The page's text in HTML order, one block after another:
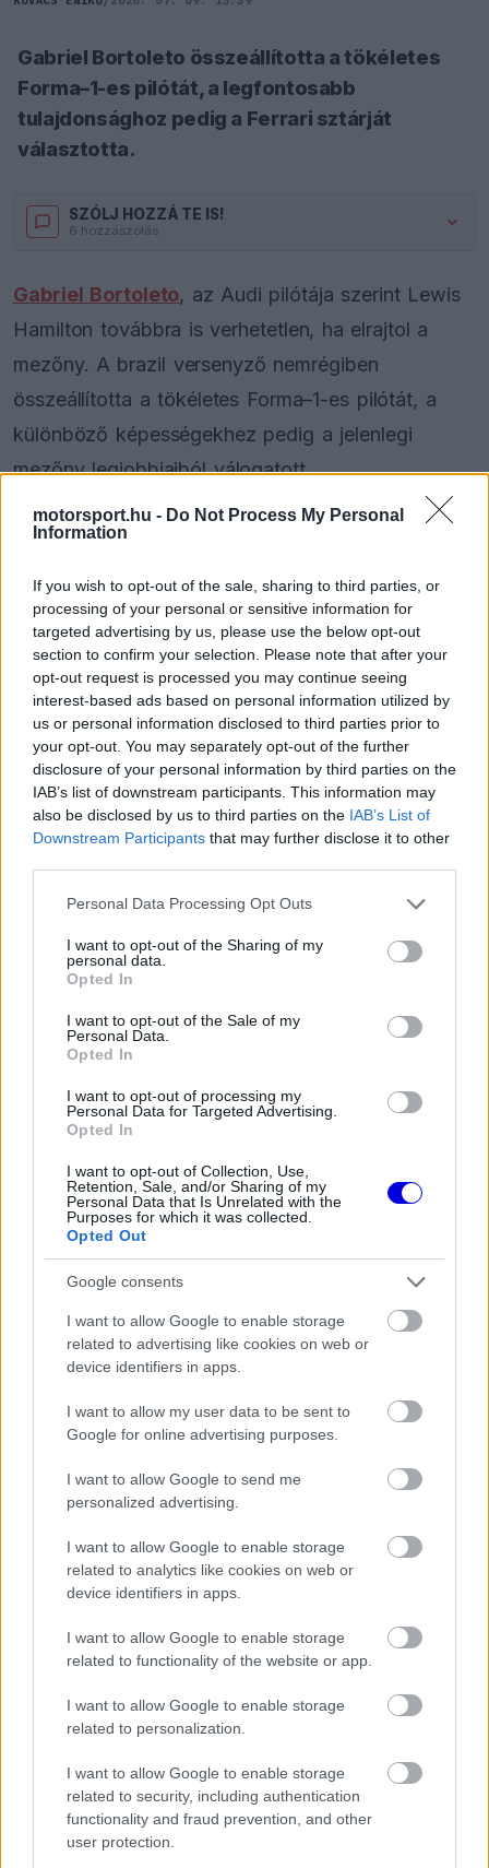
motorsport.hu - Do Not Process My Personal
Information
If you wish to opt-out of the sale, sharing to third parties, or
processing of your personal or sensitive information for
targeted advertising by us, please use the below opt-out
section to confirm your selection. Please note that after your
opt-out request is processed you may continue seeing
interest-based ads based on personal information utilized by
us or personal information disclosed to third parties prior to
your opt-out. You may separately opt-out of the further
disclosure of your personal information by third parties on the
IAB’s list of downstream participants. This information may
also be disclosed by us to third parties on the IAB’s List of
Downstream Participants that may further disclose it to other
Please note that this website/app uses one or more Google
not limited to your visit or usage behaviour. You may click to
grant or deny consent to Google and its third-party tags to
use your data for below specified purposes in below Google
consent section.
Personal Data Processing Opt Outs
I want to opt-out of the Sharing of my
personal data.
Opted In
I want to opt-out of the Sale of my
Personal Data.
Opted In
I want to opt-out of processing my
Personal Data for Targeted Advertising.
Opted In
I want to opt-out of Collection, Use,
Retention, Sale, and/or Sharing of my
Personal Data that Is Unrelated with the
Purposes for which it was collected.
Opted Out
Google consents
I want to allow Google to enable storage
related to advertising like cookies on web or
device identifiers in apps.
I want to allow my user data to be sent to
Google for online advertising purposes.
I want to allow Google to send me
personalized advertising.
I want to allow Google to enable storage
related to analytics like cookies on web or
device identifiers in apps.
I want to allow Google to enable storage
related to functionality of the website or app.
I want to allow Google to enable storage
related to personalization.
I want to allow Google to enable storage
related to security, including authentication
functionality and fraud prevention, and other
user protection.
Gabriel Bortoleto összeállította a tökéletes
Forma–1-es pilótát, a legfontosabb
tulajdonsághoz pedig a Ferrari sztárját
választotta.
SZÓLJ HOZZÁ TE IS!
6 hozzászólás.
Gabriel Bortoleto, az Audi pilótája szerint Lewis
Hamilton továbbra is verhetetlen, ha elrajtol a
mezőny. A brazil versenyző nemrégiben
összeállította a tökéletes Forma–1-es pilótát, a
különböző képességekhez pedig a jelenlegi
mezőny legjobbjaiból válogatott.
Bár Hamiltonnak a Ferrarinál nem indult könnyen a
tudott nyerni . Bortoleto a spanyol Mundo
Deportivo lapnak adott interjújában elárulta, hogy
a vasárnapi versenyeken még mindig a hétszeres
világbajnokot tartja a legerősebbnek.
loading.
This
is
a
modal
window.
The media could not be loaded, either because
the server or network failed or because the format
is not supported.
Oversteer
kiemelte, hogy a brit pilóta rendkívül
magabiztosan versenyez a futamokon. Ezt a
jelenlegi szezonban átlagosan hat pozíciót javított
a rajtpozícióihoz képest.
EZEKET IS AJÁNLJUK
FORMA-1
Kimi Räikkönen, akinek több
világbajnoki címet kellett volna
nyernie a McLarennel
Lando Norris meglepő vallomást
tett a gyermekkori szenvedélyéről
FORMA-1
jövőjével kapcsolatban
„Úgy gondolom, Lewis nagyon erős a futamokon.
Véleményem szerint rendkívül jól versenyez” –